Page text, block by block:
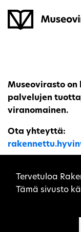
Museovirasto
palvelujen
viranomainen.
Ota yhteyttä:
Tervetuloa
Tämä sivusto